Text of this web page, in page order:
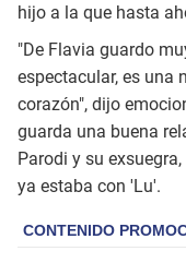
hijo a la que hasta
"De Flavia guardo
espectacular, es una
corazón", dijo
guarda una buena
Parodi y su
ya estaba con 'Lu'.